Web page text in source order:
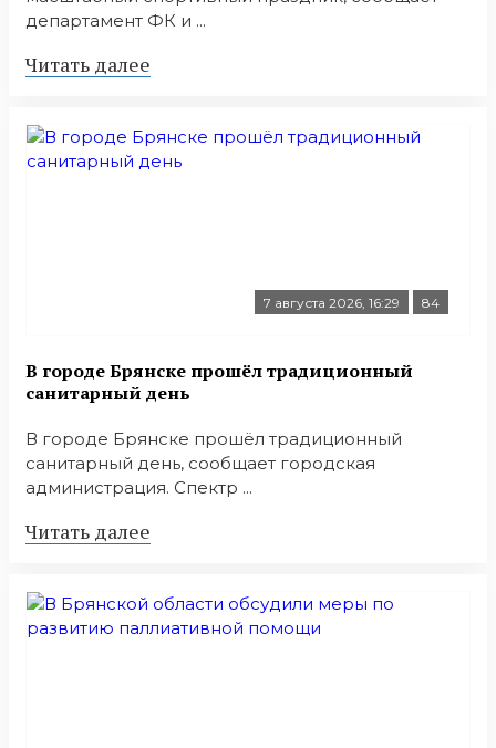
департамент ФК и ...
Читать далее
7 августа 2026, 16:29 84
В городе Брянске прошёл традиционный
санитарный день
В городе Брянске прошёл традиционный
санитарный день, сообщает городская
администрация. Спектр ...
Читать далее